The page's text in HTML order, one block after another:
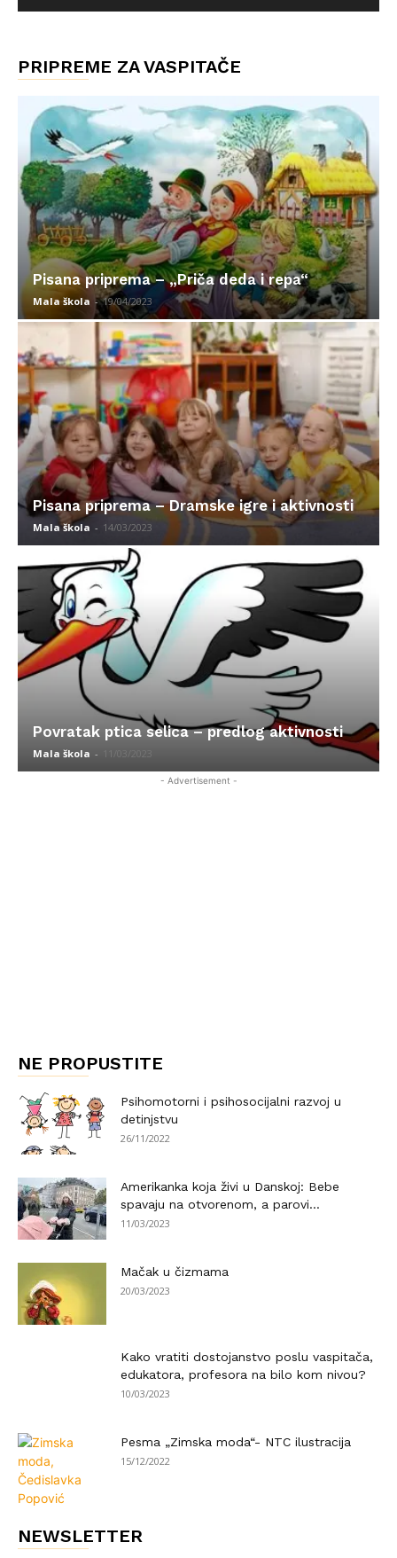
PRIPREME ZA VASPITAČE
Pisana priprema – „Priča deda i repa“
Mala škola - 19/04/2023
Pisana priprema – Dramske igre i aktivnosti
Mala škola - 14/03/2023
Povratak ptica selica – predlog aktivnosti
Mala škola - 11/03/2023
- Advertisement -
NE PROPUSTITE
Psihomotorni i psihosocijalni razvoj u
detinjstvu
26/11/2022
Amerikanka koja živi u Danskoj: Bebe
spavaju na otvorenom, a parovi...
11/03/2023
Mačak u čizmama
20/03/2023
Kako vratiti dostojanstvo poslu vaspitača,
edukatora, profesora na bilo kom nivou?
10/03/2023
Pesma „Zimska moda“- NTC ilustracija
15/12/2022
NEWSLETTER